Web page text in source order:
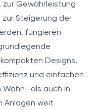
zur Gewährleistung
Steigerung der
fungieren
Designs,
und einfachen
Wohn- als auch in
Anlagen weit